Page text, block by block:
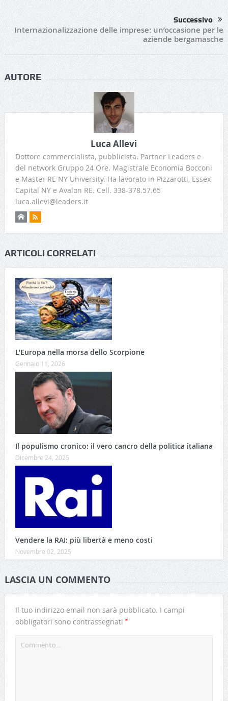
Successivo
Internazionalizzazione delle imprese: un’occasione per le
aziende bergamasche
AUTORE
Luca Allevi
Dottore commercialista, pubblicista. Partner Leaders e
del network Gruppo 24 Ore. Magistrale Economia Bocconi
e Master RE NY University. Ha lavorato in Pizzarotti, Essex
Capital NY e Avalon RE. Cell. 338-378.57.65
luca.allevi@leaders.it
ARTICOLI CORRELATI
L’Europa nella morsa dello Scorpione
Gennaio 11, 2026
Il populismo cronico: il vero cancro della politica italiana
Dicembre 24, 2025
Vendere la RAI: più libertà e meno costi
Novembre 02, 2025
LASCIA UN COMMENTO
Il tuo indirizzo email non sarà pubblicato. I campi
obbligatori sono contrassegnati *